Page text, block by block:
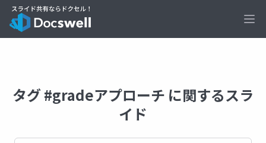
タグ #gradeアプローチ に関するスラ
イド